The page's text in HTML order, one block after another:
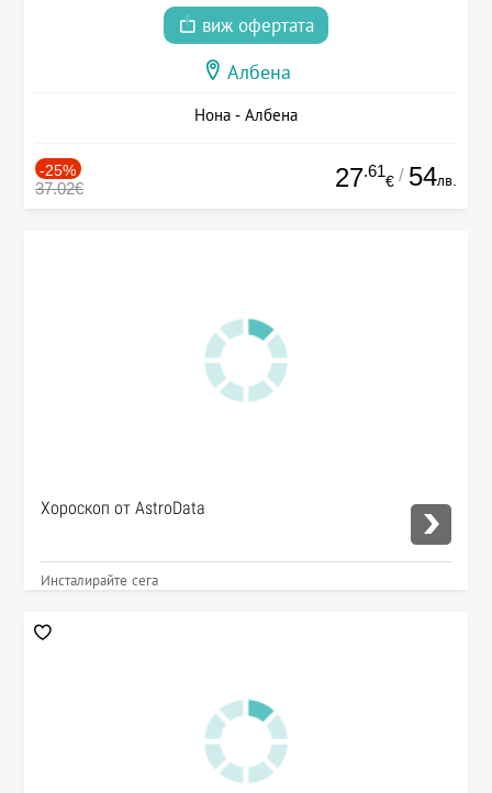
виж офертата
Албена
Нона - Албена
-25%
37.02€ 27.61
€ / 54лв.
Хороскоп от AstroData
Инсталирайте сега